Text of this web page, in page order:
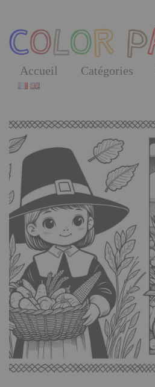
the
content
Accueil Catégories